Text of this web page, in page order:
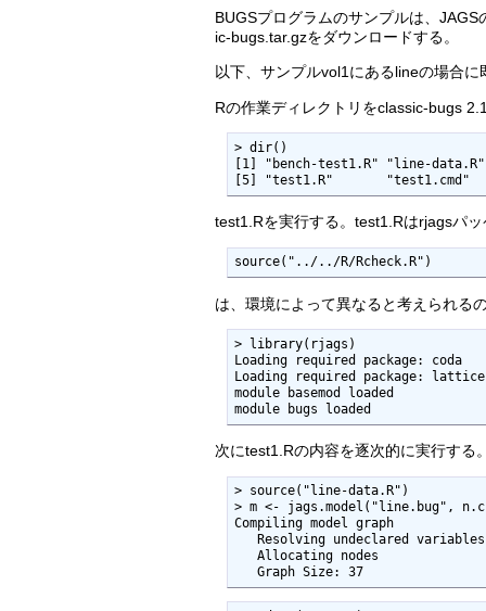
BUGSプログラムのサンプルは、
ic-bugs.tar.gzをダウンロードする。
以下、サンプルvol1にあるlineの場合に
Rの作業ディレクトリをclassic-bugs
> dir()
[1] "bench-test1.R" "line-
[5] "test1.R"
test1.Rを実行する。test1.Rはrjagsパ
source("../../R/Rcheck.R")
は、環境によって異なると考えられる
> library(rjags)
Loading required package: coda
Loading required package: lattice
module basemod loaded
module bugs loaded
次にtest1.Rの内容を逐次的に実行する
> source("line-data.R")
> m <- jags.model("line.bug",
Compiling model graph
   Allocating nodes
   Graph Size: 37